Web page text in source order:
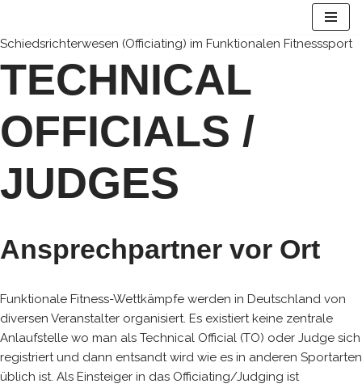
Zum
Inhalt
springen
Schiedsrichterwesen (Officiating) im Funktionalen Fitnesssport
TECHNICAL
OFFICIALS /
JUDGES
Ansprechpartner vor Ort
Funktionale Fitness-Wettkämpfe werden in Deutschland von
diversen Veranstalter organisiert. Es existiert keine zentrale
Anlaufstelle wo man als Technical Official (TO) oder Judge sich
registriert und dann entsandt wird wie es in anderen Sportarten
üblich ist. Als Einsteiger in das Officiating/Judging ist